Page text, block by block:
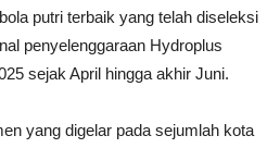
putri terbaik yang telah diseleksi
penyelenggaraan Hydroplus
sejak April hingga akhir Juni.
yang digelar pada sejumlah kota